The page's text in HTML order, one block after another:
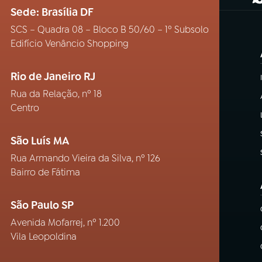
Sede: Brasília DF
SCS – Quadra 08 – Bloco B 50/60 – 1º Subsolo
Edifício Venâncio Shopping
Rio de Janeiro RJ
Rua da Relação, nº 18
Centro
São Luís MA
Rua Armando Vieira da Silva, nº 126
Bairro de Fátima
São Paulo SP
Avenida Mofarrej, nº 1.200
Vila Leopoldina